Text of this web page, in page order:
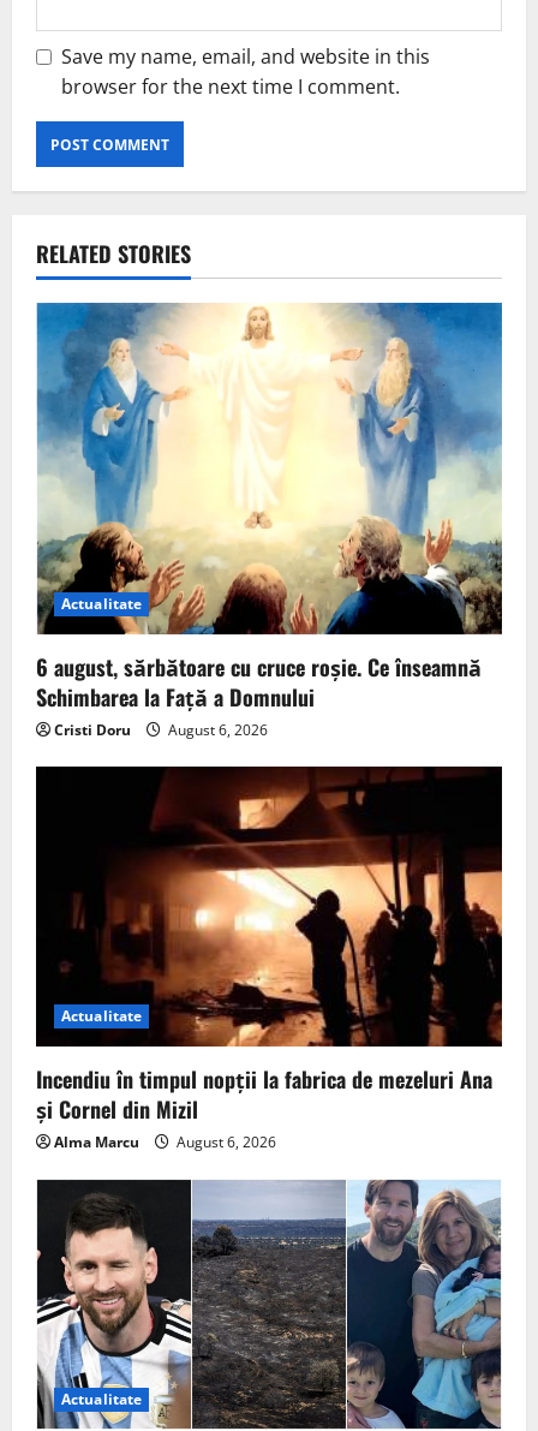
Save my name, email, and website in this
browser for the next time I comment.
RELATED STORIES
Actualitate
6 august, sărbătoare cu cruce roșie. Ce înseamnă
Schimbarea la Față a Domnului
Cristi Doru August 6, 2026
Actualitate
Incendiu în timpul nopții la fabrica de mezeluri Ana
și Cornel din Mizil
Alma Marcu August 6, 2026
Actualitate